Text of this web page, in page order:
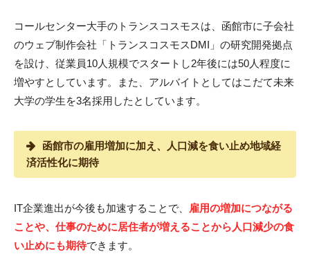
コールセンター大手のトランスコスモスは、函館市に子会社
のウェブ制作会社「トランスコスモスDMI」の研究開発拠点
を設け、従業員10人規模でスタートし2年後には50人程度に
増やすとしています。また、アルバイトとしてはこだて未来
大学の学生を3名採用したとしています。
函館市の雇用増加に加え、人口減を食い止め地域経
済活性化に期待
IT企業進出が今後も加速することで、
雇用の増加につながる
ことや、仕事のために居住者が増えることから人口減少の食
い止めにも期待できます。